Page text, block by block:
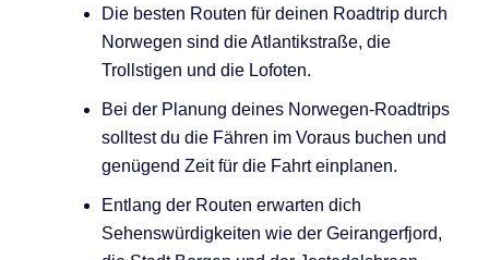
Die besten Routen für deinen Roadtrip durch
Norwegen sind die Atlantikstraße, die
Trollstigen und die Lofoten.
Bei der Planung deines Norwegen-Roadtrips
solltest du die Fähren im Voraus buchen und
genügend Zeit für die Fahrt einplanen.
Entlang der Routen erwarten dich
Sehenswürdigkeiten wie der Geirangerfjord,